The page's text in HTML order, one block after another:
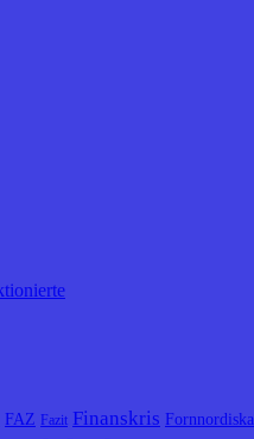
FAZ Fazit Finanskris Fornnordiska